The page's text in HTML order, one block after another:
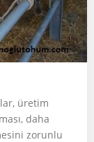
üretim
daha
zorunlu